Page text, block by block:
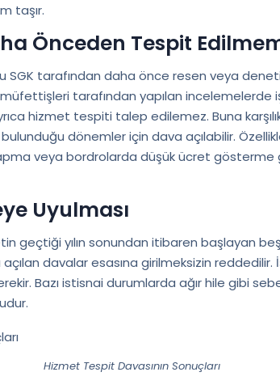
taşır.
Önceden Tespit
SGK tarafından daha önce resen veya
tarafından yapılan incelemelerde
hizmet tespiti talep edilemez. Buna
dönemler için dava açılabilir.
veya bordrolarda düşük ücret gösterme
Uyulması
geçtiği yılın sonundan itibaren başlayan beş
davalar esasına girilmeksizin reddedilir.
Bazı istisnai durumlarda ağır hile gibi
Hizmet Tespit Davasının Sonuçları